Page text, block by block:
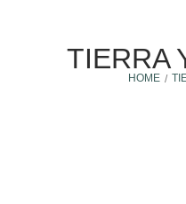
TIERRA
HOME /